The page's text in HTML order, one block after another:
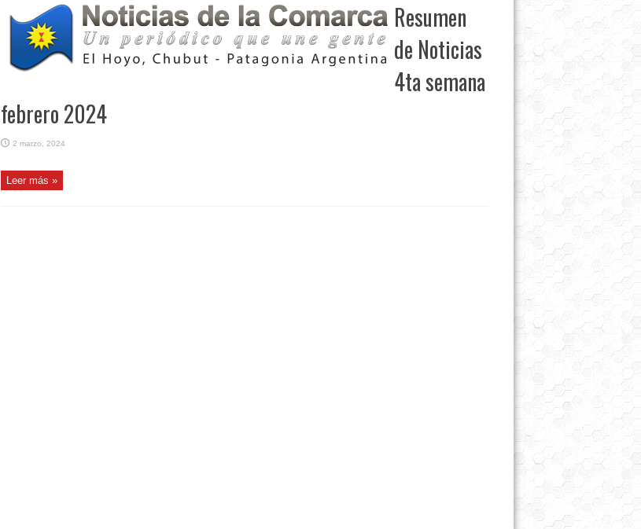
Resumen
de Noticias
4ta semana
febrero 2024
2 marzo, 2024
Leer más »